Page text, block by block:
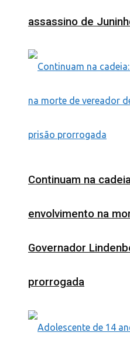
assassino de
Continuam na
envolvimento na
Governador
prorrogada